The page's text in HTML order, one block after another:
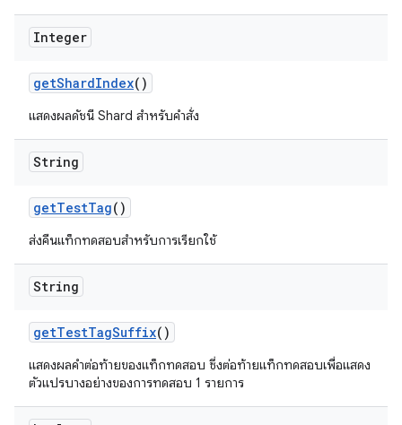
Integer
getShardIndex()
แสดงผลดัชนี Shard สำหรับคำสั่ง
String
getTestTag()
ส่งคืนแท็กทดสอบสำหรับการเรียกใช้
String
getTestTagSuffix()
แสดงผลคำต่อท้ายของแท็กทดสอบ ซึ่งต่อท้ายแท็กทดสอบเพื่อแสดง
ตัวแปรบางอย่างของการทดสอบ 1 รายการ